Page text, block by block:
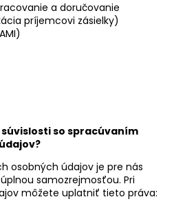
a doručovanie
príjemcovi zásielky)
so spracúvaním
osobných údajov je pre nás
samozrejmosťou. Pri
môžete uplatniť tieto práva: